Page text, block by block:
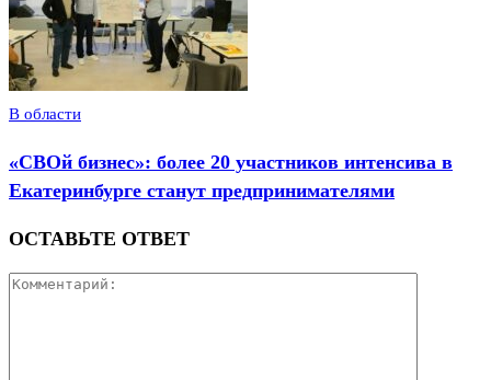
В области
«СВОй бизнес»: более 20 участников интенсива в
Екатеринбурге станут предпринимателями
ОСТАВЬТЕ ОТВЕТ